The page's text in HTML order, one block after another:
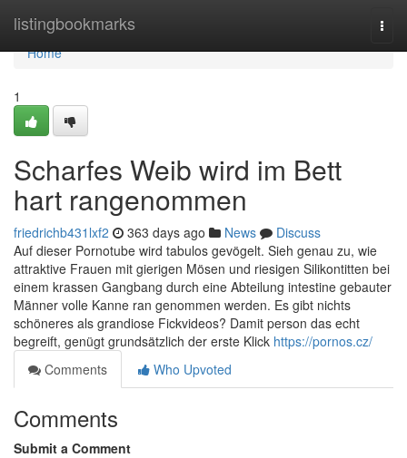
listingbookmarks
Home
Home
1
Scharfes Weib wird im Bett
hart rangenommen
friedrichb431lxf2 363 days ago News
Discuss
Auf dieser Pornotube wird tabulos gevögelt. Sieh genau zu, wie
attraktive Frauen mit gierigen Mösen und riesigen Silikontitten bei
einem krassen Gangbang durch eine Abteilung intestine gebauter
Männer volle Kanne ran genommen werden. Es gibt nichts
schöneres als grandiose Fickvideos? Damit person das echt
begreift, genügt grundsätzlich der erste Klick https://pornos.cz/
Comments
Who Upvoted
Comments
Submit a Comment